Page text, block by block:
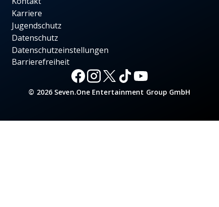
Karriere
Jugendschutz
Datenschutz
Datenschutzeinstellungen
Barrierefreiheit
© 2026 Seven.One Entertainment Group GmbH